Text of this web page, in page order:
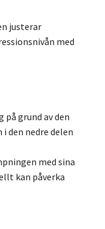
justerar
med
på grund av den
den nedre delen
med sina
kan påverka